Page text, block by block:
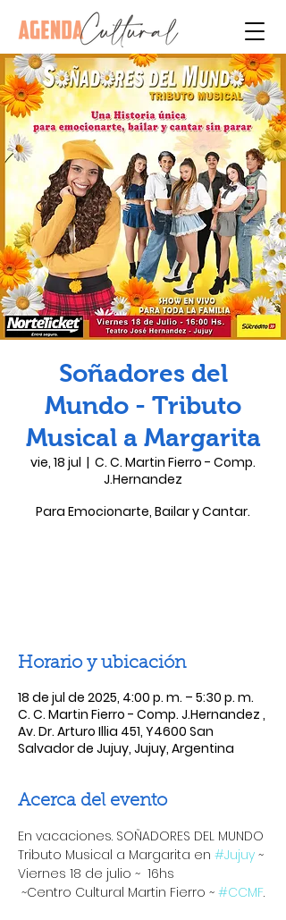
Soñadores del
Mundo - Tributo
Musical a Margarita
vie, 18 jul
  |
C. C. Martin Fierro - Comp.
J.Hernandez
Para Emocionarte, Bailar y Cantar.
Horario y ubicación
18 de jul de 2025, 4:00 p. m. – 5:30 p. m.
C. C. Martin Fierro - Comp. J.Hernandez ,
Av. Dr. Arturo Illia 451, Y4600 San
Salvador de Jujuy, Jujuy, Argentina
Acerca del evento
En vacaciones. SOÑADORES DEL MUNDO
Tributo Musical a Margarita en #Jujuy ~
Viernes 18 de julio ~  16hs
~Centro Cultural Martin Fierro ~ #CCMF.